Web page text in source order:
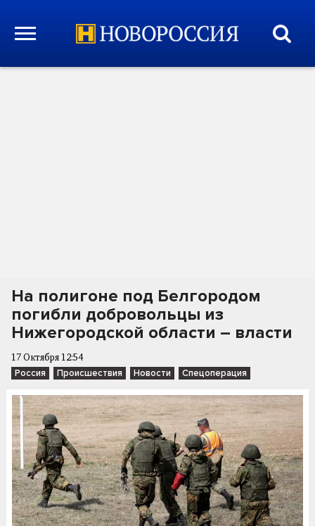
На полигоне под Белгородом
погибли добровольцы из
Нижегородской области – власти
17 Октября 12:54
Россия Происшествия Новости Спецоперация